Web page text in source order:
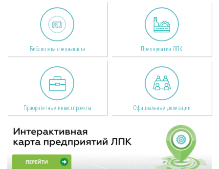
Библиотека специалиста Предприятия ЛПК
Приоритетные инвестпроекты Официальные делегации